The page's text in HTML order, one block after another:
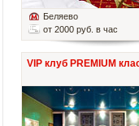
Беляево
от 2000 руб. в час
VIP клуб PREMIUM